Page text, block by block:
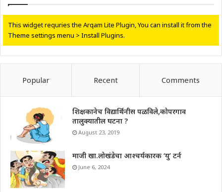
This widget requries the Arqam Lite Plugin, You can install it from the
Theme settings menu > Install Plugins.
Popular Recent Comments
शिक्षकानेच विद्यार्थिनीस पळविले,कोपरगाव
तालुक्यातील घटना ?
August 23, 2019
माजी खा.लोखंडेचा आश्चर्यकारक ‘यु’ टर्न
June 6, 2024